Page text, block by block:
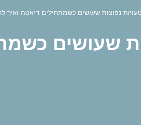
נפוצות שעושים כשמתחילים דיאטה ואיך
שעושים